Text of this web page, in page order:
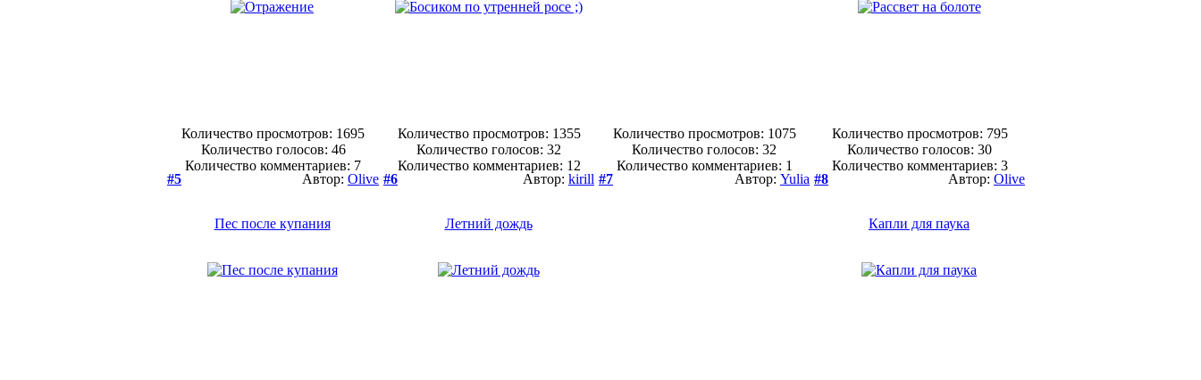
Количество просмотров: 1695
Количество голосов: 46
Количество комментариев: 7
Количество просмотров: 1355
Количество голосов: 32
Количество комментариев: 12
Количество просмотров: 1075
Количество голосов: 32
Количество комментариев: 1
Количество просмотров: 795
Количество голосов: 30
Количество комментариев: 3
#5
Автор: Olive
Пес после купания
#6 Автор: kirill
Летний дождь
#7 Автор: Yulia #8 Автор: Olive
Капли для паука